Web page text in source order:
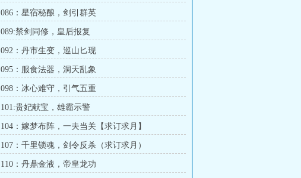
086：星宿秘酿，剑引群英
089:禁剑同修，皇后报复
092：丹市生变，巡山匕现
095：服食法器，洞天乱象
098：冰心难守，引气五重
101:贵妃献宝，雄霸示警
104：嫁梦布阵，一夫当关【求订求月】
107：千里锁魂，剑令反杀（求订求月）
110：丹鼎金液，帝皇龙功